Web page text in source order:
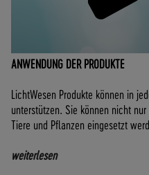
ANWENDUNG DER PRODUKTE
LichtWesen Produkte können in
unterstützen. Sie können nicht
Tiere und Pflanzen eingesetzt
weiterlesen